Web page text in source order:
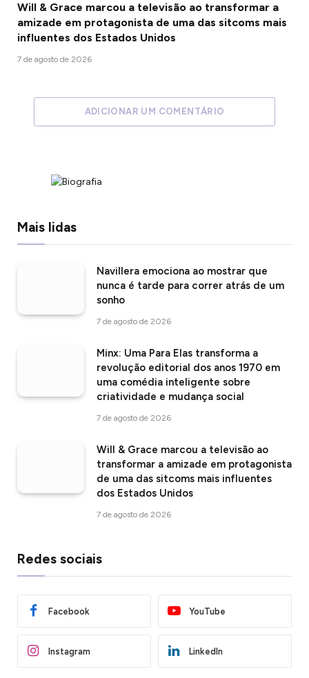
Will & Grace marcou a televisão ao transformar a
amizade em protagonista de uma das sitcoms mais
influentes dos Estados Unidos
7 de agosto de 2026
ADICIONAR UM COMENTÁRIO
Mais lidas
Navillera emociona ao mostrar que
nunca é tarde para correr atrás de um
sonho
7 de agosto de 2026
Minx: Uma Para Elas transforma a
revolução editorial dos anos 1970 em
uma comédia inteligente sobre
criatividade e mudança social
7 de agosto de 2026
Will & Grace marcou a televisão ao
transformar a amizade em protagonista
de uma das sitcoms mais influentes
dos Estados Unidos
7 de agosto de 2026
Redes sociais
Facebook YouTube
Instagram LinkedIn